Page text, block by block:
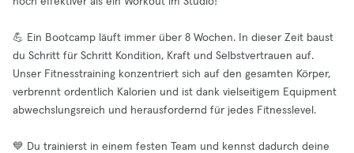
💪 Ein Bootcamp läuft immer über 8 Wochen. In dieser Zeit baust
du Schritt für Schritt Kondition, Kraft und Selbstvertrauen auf.
Unser Fitnesstraining konzentriert sich auf den gesamten Körper,
verbrennt ordentlich Kalorien und ist dank vielseitigem Equipment
abwechslungsreich und herausfordernd für jedes Fitnesslevel.
💙 Du trainierst in einem festen Team und kennst dadurch deine